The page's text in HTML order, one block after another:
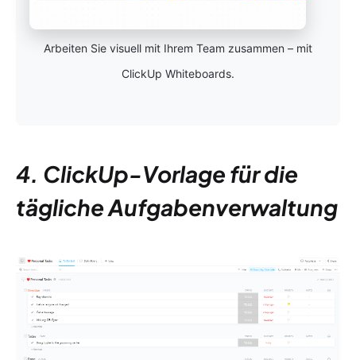
Arbeiten Sie visuell mit Ihrem Team zusammen – mit
ClickUp Whiteboards.
4. ClickUp-Vorlage für die
tägliche Aufgabenverwaltung